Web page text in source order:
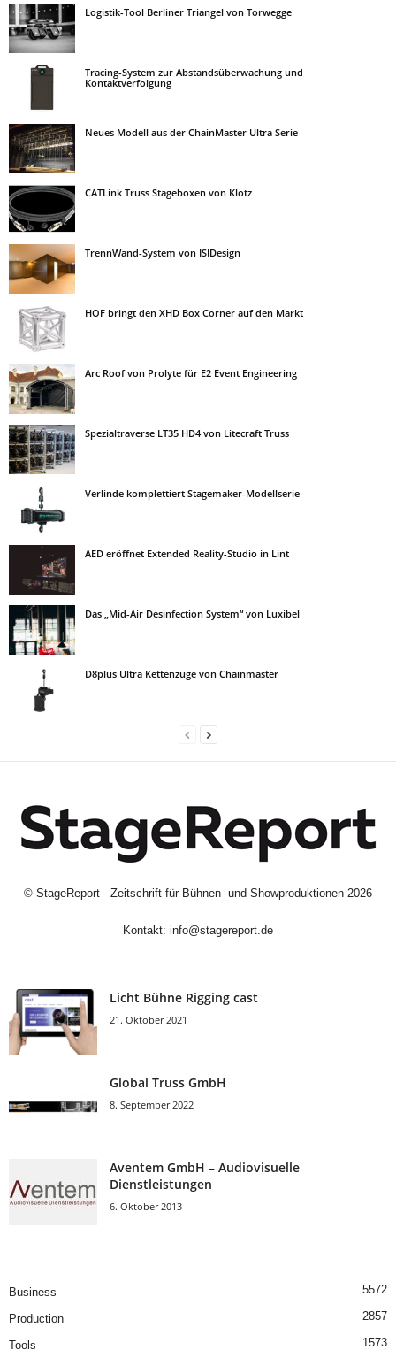
Logistik-Tool Berliner Triangel von Torwegge
Tracing-System zur Abstandsüberwachung und
Kontaktverfolgung
Neues Modell aus der ChainMaster Ultra Serie
CATLink Truss Stageboxen von Klotz
TrennWand-System von ISIDesign
HOF bringt den XHD Box Corner auf den Markt
Arc Roof von Prolyte für E2 Event Engineering
Spezialtraverse LT35 HD4 von Litecraft Truss
Verlinde komplettiert Stagemaker-Modellserie
AED eröffnet Extended Reality-Studio in Lint
Das „Mid-Air Desinfection System“ von Luxibel
D8plus Ultra Kettenzüge von Chainmaster
© StageReport - Zeitschrift für Bühnen- und Showproduktionen 2026
Kontakt: info@stagereport.de
Licht Bühne Rigging cast
21. Oktober 2021
Global Truss GmbH
8. September 2022
Aventem GmbH – Audiovisuelle
Dienstleistungen
6. Oktober 2013
Business 5572
Production 2857
Tools 1573